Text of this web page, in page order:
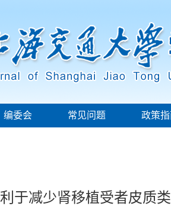
编委会 常见问题 政策
于减少肾移植受者皮质